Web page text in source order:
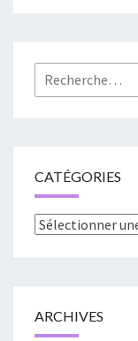
Rechercher :
CATÉGORIES
Catégories
ARCHIVES